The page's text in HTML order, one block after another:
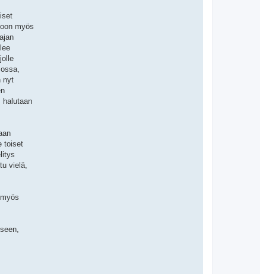
myös
nyt
toiset
vielä,